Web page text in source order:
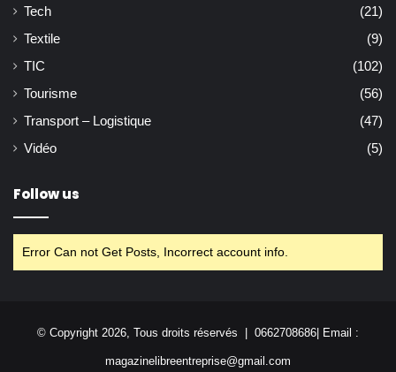
Tech
(21)
Textile
(9)
TIC
(102)
Tourisme
(56)
Transport – Logistique
(47)
Vidéo
(5)
Follow us
Error Can not Get Posts, Incorrect account info.
© Copyright 2026, Tous droits réservés | 0662708686| Email :
magazinelibreentreprise@gmail.com